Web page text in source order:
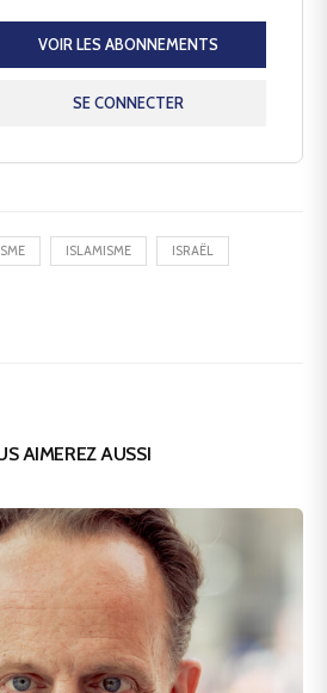
VOIR LES ABONNEMENTS
SE CONNECTER
ISLAMISME ISRAËL
AIMEREZ AUSSI